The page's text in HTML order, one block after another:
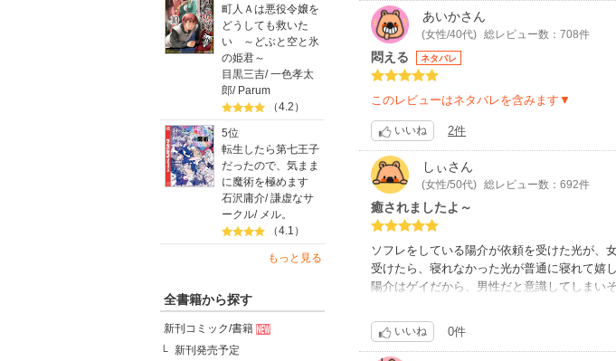
町人Ａは悪役令嬢を
どうしても救いた
い ～どぶと空と氷
の姫君～
目黒三吉/一色孝太
郎/ Parum
（4.2）
5位
転生したら第七王子
だったので、気まま
に魔術を極めます
石沢庸介/謙虚なサ
ークル/ メル。
（4.1）
もっと見る
全書籍から探す
新刊コミック/書籍
新刊発売予定
これは革命ではないでしょうか？
年齢なんてちっぽけな問題なんだなと
ナナコ先生が攻めと言った方が攻めです。?
攻め世界一かっこよすぎ‼️受けめちゃくちゃ可
かっこいい攻めがかわいい受けに「かなわな
40pなのにめちゃくちゃ満足できる構成！すご
ドキドキ！ハラハラ！キュンキュン！できま
そして漫画がうますぎて読みやすいです。
ポエムが可愛いです。2人に感情移入してしま
絵が死ぬほど上手いです。
300円以下なのお得すぎます。みなさん買いま
●エロについて
ナナコ先生のエッチの描写は直接的な局部の
表情、雰囲気などでめちゃくちゃエロいのが
BL初心者の方も読みやすい、玄人も大満足‼️
あいかさん
(女性/40代) 総レビュー数：708件
悶える ネタバレ
このレビューはネタバレを含みます▼
いいね 2件
しぃさん
(女性/50代) 総レビュー数：692件
癒されましたよ～
ソフレをしている陽介が依頼を受けた光が、
受けたら、寝れなかった光が普通に寝れて嬉
陽介はゲイだから、男性だと意識してしまい
でも、いつの間にか光に牽かれて好きになっ
ってしまうんだけど、この展開がドキドキし
いいね 0件